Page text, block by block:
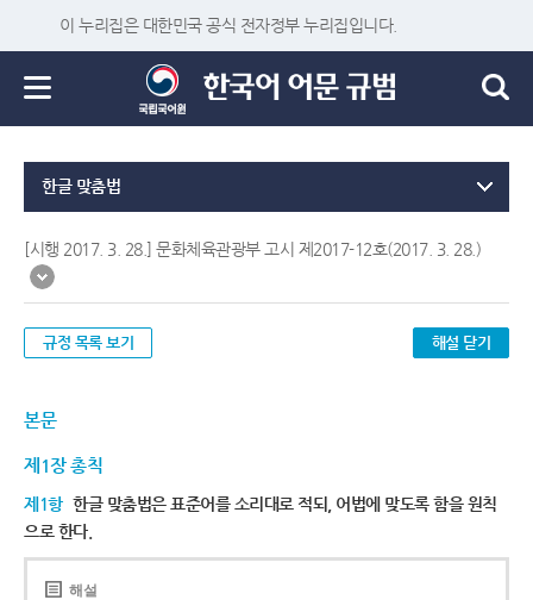
이 누리집은 대한민국 공식 전자정부 누리집입니다.
한글 맞춤법
[시행 2017. 3. 28.] 문화체육관광부 고시 제2017-12호(2017. 3. 28.)
규정 목록 보기 해설 닫기
본문
제1장 총칙
제1항 한글 맞춤법은 표준어를 소리대로 적되, 어법에 맞도록 함을 원칙
으로 한다.
해설